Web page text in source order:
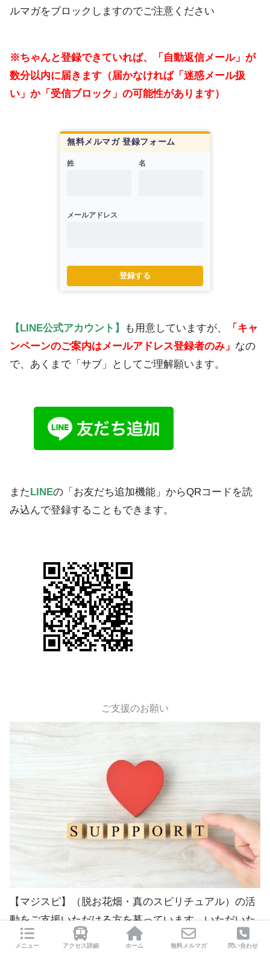
ルマガをブロックしますのでご注意ください
※ちゃんと登録できていれば、「自動返信メール」が
数分以内に届きます（届かなければ「迷惑メール扱
い」か「受信ブロック」の可能性があります）
無料メルマガ 登録フォーム
姓 名
メールアドレス
登録する
【LINE公式アカウント】 も用意していますが、
「キャ
ンペーンのご案内はメールアドレス登録者のみ」 なの
で、あくまで「サブ」としてご理解願います。
また LINEの「お友だち追加機能」からQRコードを読
み込んで登録することもできます。
ご支援のお願い
【マジスピ】（脱お花畑・真のスピリチュアル）の活
動をご支援いただける方を募っています。いただいた
ご支援・ご寄付は、運営費用や自己研鑽に使わせてい
メニュー アクセス詳細 ホーム 無料メルマガ 問い合わせ